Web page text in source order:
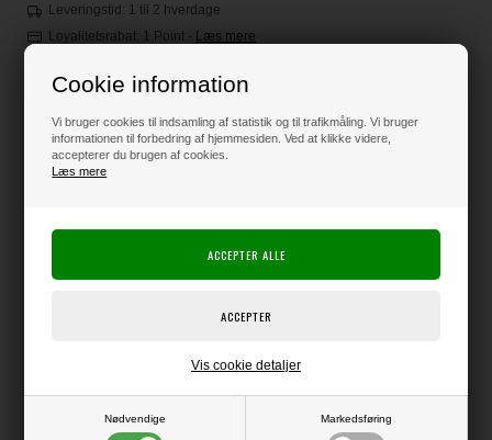
Cookie information
Vi bruger cookies til indsamling af statistik og til trafikmåling. Vi bruger
informationen til forbedring af hjemmesiden. Ved at klikke videre,
accepterer du brugen af cookies.
Læs mere
Nødvendige Markedsføring
Vis cookie detaljer
Leveringstid: 1 til 2 hverdage
Loyalitetsrabat: 1 Point - Læs mere
40,00DKK
Klik her for pris inkl. fragt
Varen er på lager
Lækkert og elegant karton, der minder meget om Majestic Papir i
overfladen og har det samme flotte perlemorsskær.